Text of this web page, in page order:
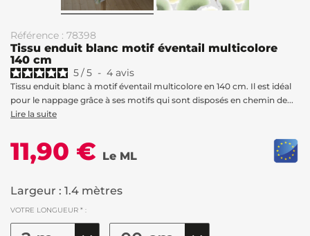
Référence : 78398
Tissu enduit blanc motif éventail multicolore
140 cm
5/5 - 4 avis
Tissu enduit blanc à motif éventail multicolore en 140 cm. Il est idéal
pour le nappage grâce à ses motifs qui sont disposés en chemin de...
Lire la suite
11,90 € Le ML
Largeur : 1.4 mètres
VOTRE LONGUEUR * :